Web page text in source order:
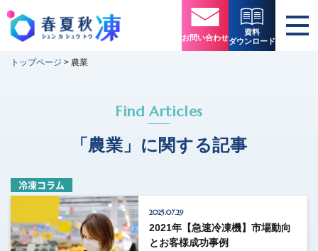
お問い合わせ
資料
ダウンロード
トップページ > 農業
Find Articles
「農業」に関する記事
冷凍コラム
2025.07.29
2021年【急速冷凍機】市場動向
とお客様成功事例